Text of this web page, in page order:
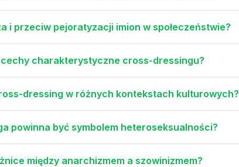
i przeciw pejoratyzacji imion w społeczeństwie?
charakterystyczne cross-dressingu?
dressing w różnych kontekstach kulturowych?
powinna być symbolem heteroseksualności?
między anarchizmem a szowinizmem?